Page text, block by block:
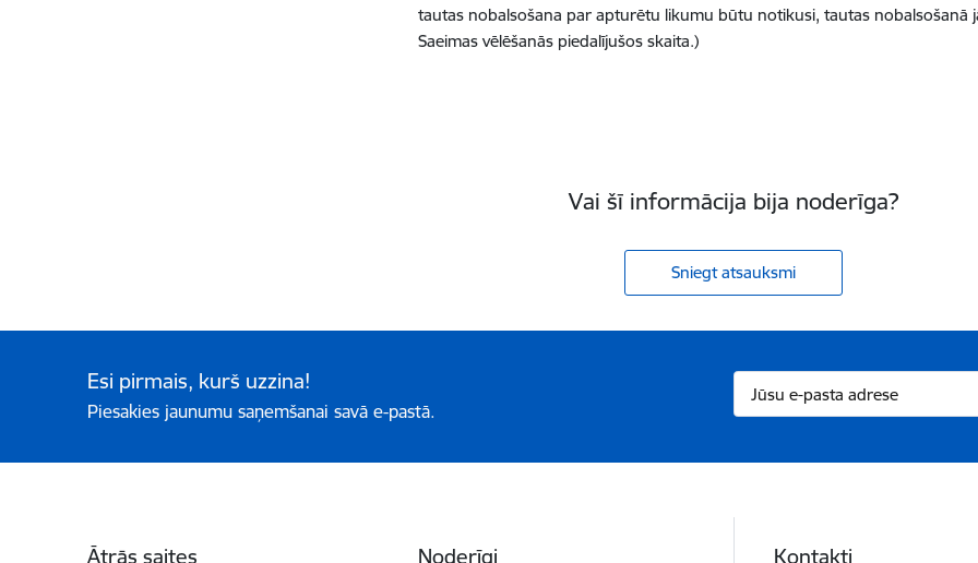
tautas nobalsošana par apturētu likumu būtu notikusi, tautas nobalsošanā
Saeimas vēlēšanās piedalījušos skaita.)
Vai šī informācija bija noderīga?
Sniegt atsauksmi
Esi pirmais, kurš uzzina!
Piesakies jaunumu saņemšanai savā e-pastā.
Ātrās saites Noderīgi Kontakti